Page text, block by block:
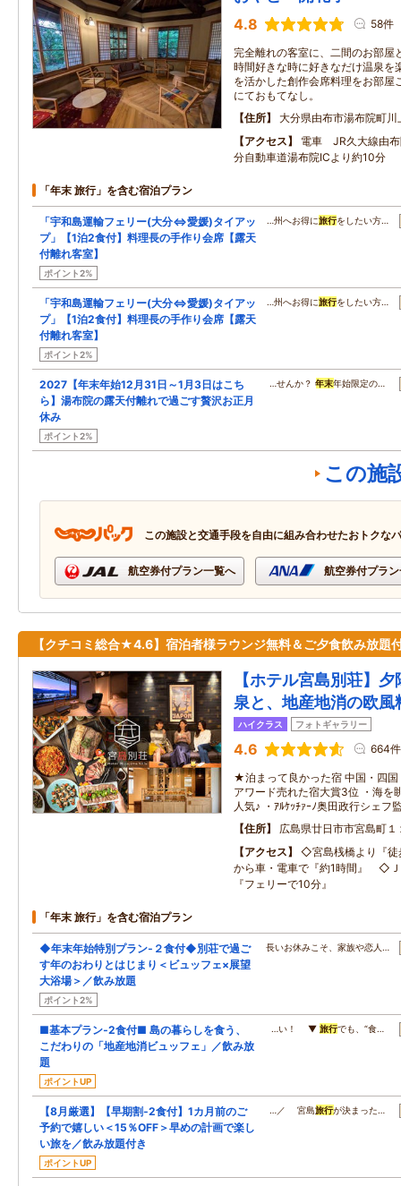
4.8 58件
完全離れの客室に、二間のお部屋
時間好きな時に好きなだけ温泉を
を活かした創作会席料理をお部屋
にておもてなし。
住所
大分県由布市湯布院町
アクセス
電車 JR久大線由
分自動車道湯布院ICより約10分
「年末 旅行」を含む宿泊プラン
「宇和島運輸フェリー(大分⇔愛媛)タイアッ
プ」【1泊2食付】料理長の手作り会席【露天
付離れ客室】
ポイント2%
…州へお得に旅行をしたい方…
「宇和島運輸フェリー(大分⇔愛媛)タイアッ
プ」【1泊2食付】料理長の手作り会席【露天
付離れ客室】
ポイント2%
…州へお得に旅行をしたい方…
2027【年末年始12月31日～1月3日はこち
ら】湯布院の露天付離れで過ごす贅沢お正月
休み
ポイント2%
…せんか？年末年始限定の…
この施
この施設と交通手段を自由に組み合わせたおトクな
航空券付プラン一覧へ 航空券付プラ
【クチコミ総合★4.6】宿泊者様ラウンジ無料＆ご夕食飲み放題
【ホテル宮島別荘】
泉と、地産地消の欧風
ハイクラス フォトギャラリー
4.6 664件
★泊まって良かった宿 中国・四
アワード売れた宿大賞3位 ・海を
人気♪ ・ｱﾙｹｯﾁｧｰﾉ奥田政行シェフ
住所
広島県廿日市市宮島町１
アクセス
◇宮島桟橋より『
から車・電車で『約1時間』 ◇Ｊ
『フェリーで10分』
「年末 旅行」を含む宿泊プラン
◆年末年始特別プラン‐２食付◆別荘で過ご
す年のおわりとはじまり＜ビュッフェ×展望
大浴場＞／飲み放題
ポイント2%
長いお休みこそ、家族や恋人…
■基本プラン‐2食付■ 島の暮らしを食う、
こだわりの「地産地消ビュッフェ」／飲み放
題
ポイントUP
…い！ ▼ 旅行でも、“食…
【8月厳選】【早期割‐2食付】1カ月前のご
予約で嬉しい＜15％OFF＞早めの計画で楽し
い旅を／飲み放題付き
ポイントUP
…／ 宮島旅行が決まった…